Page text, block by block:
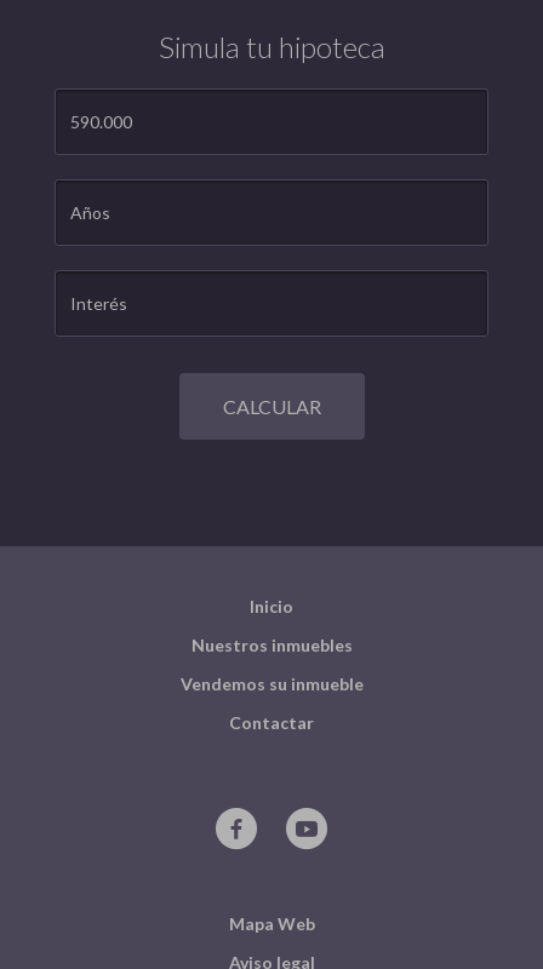
Simula tu hipoteca
CALCULAR
Inicio
Nuestros inmuebles
Vendemos su inmueble
Contactar
Mapa Web
Aviso legal